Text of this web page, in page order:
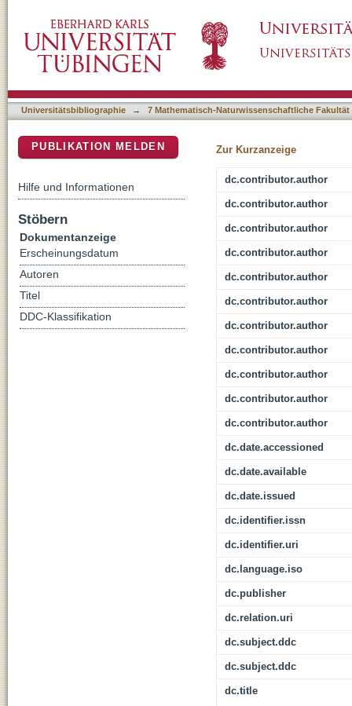
Universitätsbibliographie → 7 Mathematisch-Naturwissenschaftliche Fakultät
Zur Kurzanzeige
dc.contributor.author
dc.contributor.author
dc.contributor.author
dc.contributor.author
dc.contributor.author
dc.contributor.author
dc.contributor.author
dc.contributor.author
dc.contributor.author
dc.contributor.author
dc.contributor.author
dc.date.accessioned
dc.date.available
dc.date.issued
dc.identifier.issn
dc.identifier.uri
dc.language.iso
dc.publisher
dc.relation.uri
dc.subject.ddc
dc.subject.ddc
dc.title
PUBLIKATION MELDEN
Hilfe und Informationen
Stöbern
Dokumentanzeige
Erscheinungsdatum
Autoren
Titel
DDC-Klassifikation